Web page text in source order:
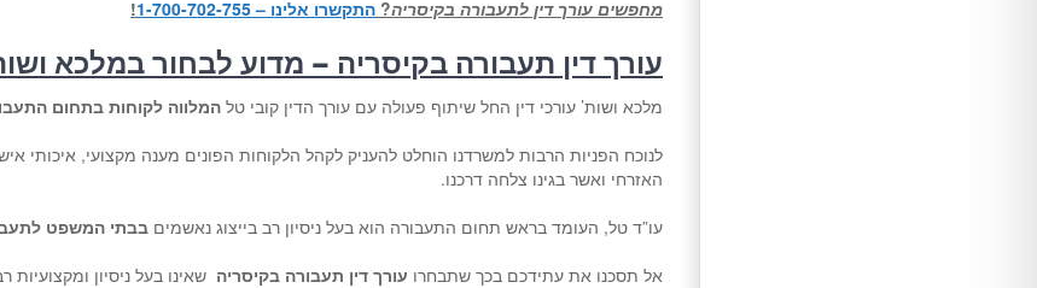
מחפשים עורך דין לתעבורה בקיסריה? התקשרו אלינו – 1-700-702-755 !
עורך דין תעבורה בקיסריה – מדוע לבחור במלכא
מלכא ושות’ עורכי דין החל שיתוף פעולה עם עורך הדין קובי טל המלווה לקוחות בתחום
לנוכח הפניות הרבות למשרדנו הוחלט להעניק לקהל הלקוחות הפונים מענה מקצועי, איכותי
האזרחי ואשר בגינו צלחה דרכנו.
עו”ד טל, העומד בראש תחום התעבורה הוא בעל ניסיון רב בייצוג נאשמים בבתי המשפט
אל תסכנו את עתידכם בכך שתבחרו עורך דין תעבורה בקיסריה שאינו בעל ניסיון